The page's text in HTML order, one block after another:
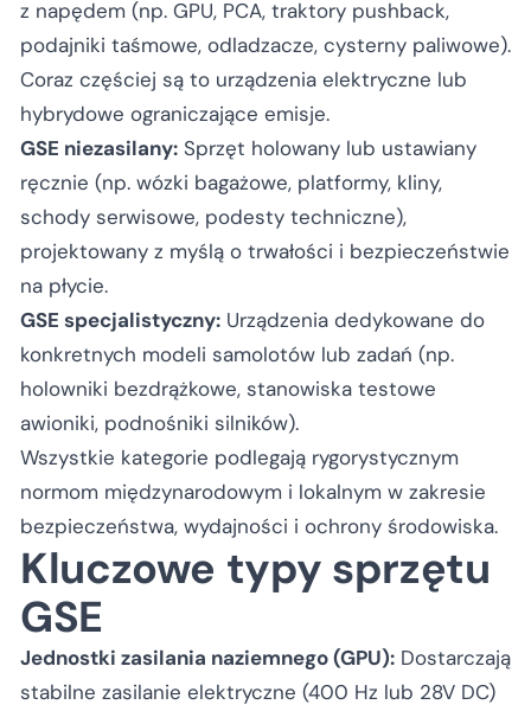
z napędem (np. GPU, PCA, traktory pushback,
podajniki taśmowe, odladzacze, cysterny paliwowe).
Coraz częściej są to urządzenia elektryczne lub
hybrydowe ograniczające emisje.
GSE niezasilany: Sprzęt holowany lub ustawiany
ręcznie (np. wózki bagażowe, platformy, kliny,
schody serwisowe, podesty techniczne),
projektowany z myślą o trwałości i bezpieczeństwie
na płycie.
GSE specjalistyczny: Urządzenia dedykowane do
konkretnych modeli samolotów lub zadań (np.
holowniki bezdrążkowe, stanowiska testowe
awioniki, podnośniki silników).
Wszystkie kategorie podlegają rygorystycznym
normom międzynarodowym i lokalnym w zakresie
bezpieczeństwa, wydajności i ochrony środowiska.
Kluczowe typy sprzętu
GSE
Jednostki zasilania naziemnego (GPU): Dostarczają
stabilne zasilanie elektryczne (400 Hz lub 28V DC)